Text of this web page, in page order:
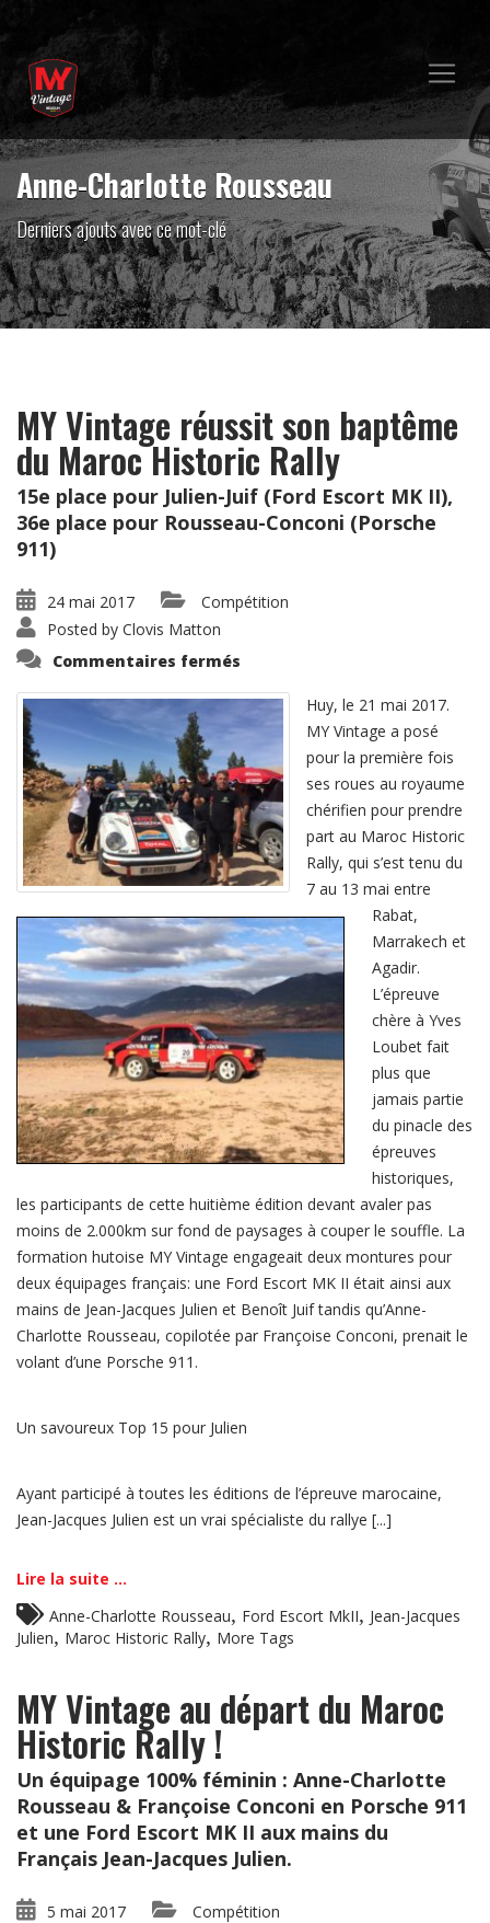
Anne-Charlotte Rousseau
Derniers ajouts avec ce mot-clé
MY Vintage réussit son baptême
du Maroc Historic Rally
15e place pour Julien-Juif (Ford Escort MK II),
36e place pour Rousseau-Conconi (Porsche
911)
24 mai 2017
Compétition
Posted by Clovis Matton
Commentaires fermés
réussit
son
baptême
Maroc
Historic
Rally
Huy, le 21 mai 2017.
MY Vintage a posé
pour la première fois
ses roues au royaume
chérifien pour prendre
part au Maroc Historic
Rally, qui s’est tenu du
7 au 13 mai entre
Rabat,
Marrakech et
Agadir.
L’épreuve
chère à Yves
Loubet fait
plus que
jamais partie
du pinacle des
épreuves
historiques,
les participants de cette huitième édition devant avaler pas
moins de 2.000km sur fond de paysages à couper le souffle. La
formation hutoise MY Vintage engageait deux montures pour
deux équipages français: une Ford Escort MK II était ainsi aux
mains de Jean-Jacques Julien et Benoît Juif tandis qu’Anne-
Charlotte Rousseau, copilotée par Françoise Conconi, prenait le
volant d’une Porsche 911.
Un savoureux Top 15 pour Julien
Ayant participé à toutes les éditions de l’épreuve marocaine,
Jean-Jacques Julien est un vrai spécialiste du rallye [...]
Lire la suite ...
Anne-Charlotte Rousseau
Ford Escort MkII
Jean-Jacques
Julien
Maroc Historic Rally More Tags
MY Vintage au départ du Maroc
Historic Rally !
Un équipage 100% féminin : Anne-Charlotte
Rousseau & Françoise Conconi en Porsche 911
et une Ford Escort MK II aux mains du
Français Jean-Jacques Julien.
5 mai 2017
Compétition